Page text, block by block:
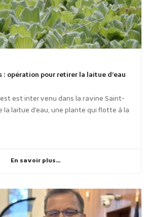
: opération pour retirer la laitue d’eau
est intervenu dans la ravine Saint-
la laitue d’eau, une plante qui flotte à la
En savoir plus...